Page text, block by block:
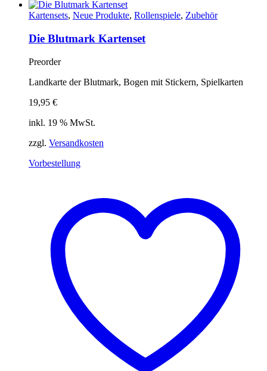
Kartensets, Neue Produkte, Rollenspiele, Zubehör
Die Blutmark Kartenset
Preorder
Landkarte der Blutmark, Bogen mit Stickern, Spielkarten
19,95 €
inkl. 19 % MwSt.
zzgl. Versandkosten
Vorbestellung